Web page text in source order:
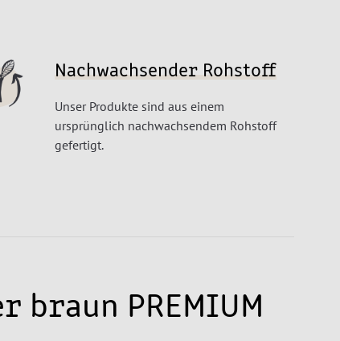
Nachwachsender Rohstoff
Unser Produkte sind aus einem
ursprünglich nachwachsendem Rohstoff
gefertigt.
braun PREMIUM